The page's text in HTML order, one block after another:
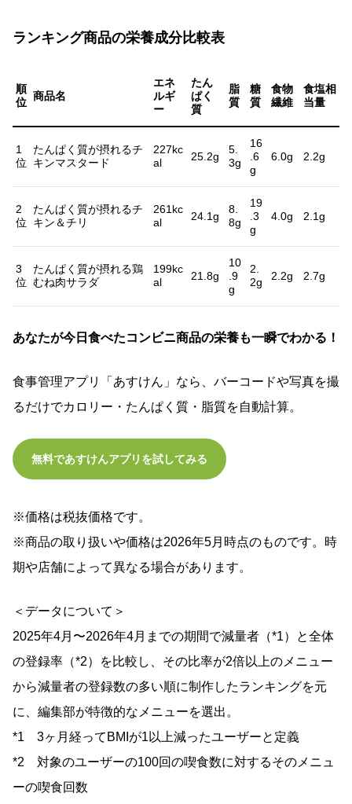
ランキング商品の栄養成分比較表
順
位 商品名
エネ
ルギ
ー
たん
ぱく
質
脂
質
糖
質
食物
繊維
食塩相
当量
1
位
たんぱく質が摂れるチ
キンマスタード
227kc
al
25.2g
5.
3g
16
.6
g
6.0g 2.2g
2
位
たんぱく質が摂れるチ
キン＆チリ
261kc
al
24.1g
8.
8g
19
.3
g
4.0g 2.1g
3
位
たんぱく質が摂れる鶏
むね肉サラダ
199kc
al
21.8g
10
.9
g
2.
2g
2.2g 2.7g
あなたが今日食べたコンビニ商品の栄養も一瞬でわかる！
食事管理アプリ「あすけん」なら、バーコードや写真を撮
るだけでカロリー・たんぱく質・脂質を自動計算。
無料であすけんアプリを試してみる
※価格は税抜価格です。
※商品の取り扱いや価格は2026年5月時点のものです。時
期や店舗によって異なる場合があります。
＜データについて＞
2025年4月〜2026年4月までの期間で減量者（*1）と全体
の登録率（*2）を比較し、その比率が2倍以上のメニュー
から減量者の登録数の多い順に制作したランキングを元
に、編集部が特徴的なメニューを選出。
*1 3ヶ月経ってBMIが1以上減ったユーザーと定義
*2 対象のユーザーの100回の喫食数に対するそのメニュ
ーの喫食回数